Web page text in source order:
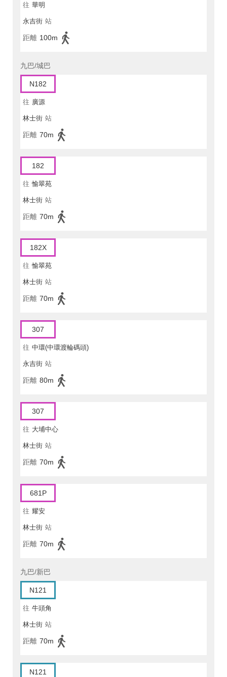
往 華明
永吉街 站
距離 100m
九巴/城巴
N182
往 廣源
林士街 站
距離 70m
182
往 愉翠苑
林士街 站
距離 70m
182X
往 愉翠苑
林士街 站
距離 70m
307
往 中環(中環渡輪碼頭)
永吉街 站
距離 80m
307
往 大埔中心
林士街 站
距離 70m
681P
往 耀安
林士街 站
距離 70m
九巴/新巴
N121
往 牛頭角
林士街 站
距離 70m
N121